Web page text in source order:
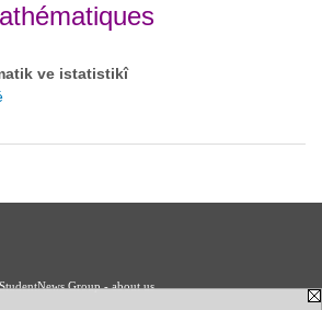
ve istatistikî
StudentNews Group - about us